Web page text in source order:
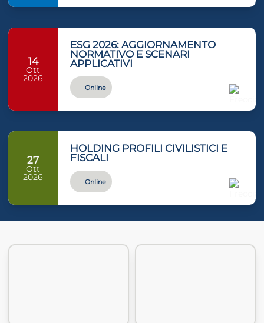
14
Ott
2026
ESG 2026: AGGIORNAMENTO
NORMATIVO E SCENARI
APPLICATIVI
Online
27
Ott
2026
HOLDING PROFILI CIVILISTICI E
FISCALI
Online